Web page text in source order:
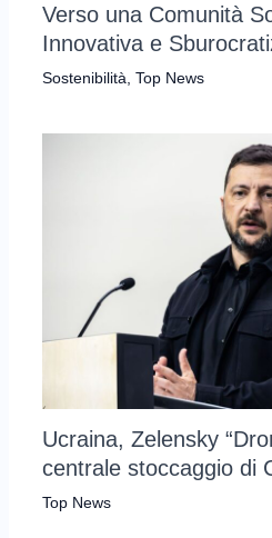
Verso una Comunità
Innovativa e
Sostenibilità Top News
Ucraina, Zelensky
centrale stoccaggio di
Top News